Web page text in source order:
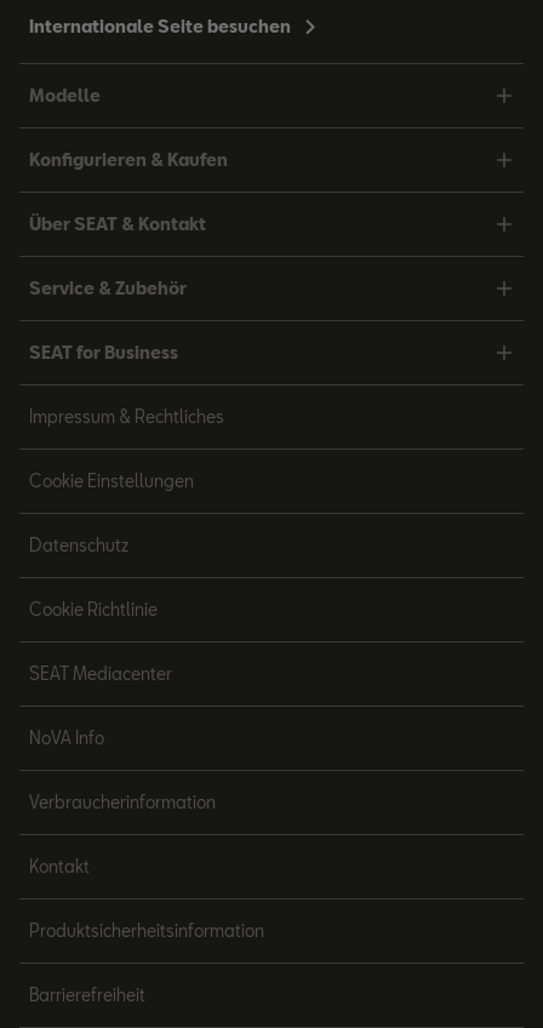
Internationale Seite besuchen
Modelle
Konfigurieren & Kaufen
Über SEAT & Kontakt
Service & Zubehör
SEAT for Business
Impressum & Rechtliches
Cookie Einstellungen
Datenschutz
Cookie Richtlinie
SEAT Mediacenter
NoVA Info
Verbraucherinformation
Kontakt
Produktsicherheitsinformation
Barrierefreiheit